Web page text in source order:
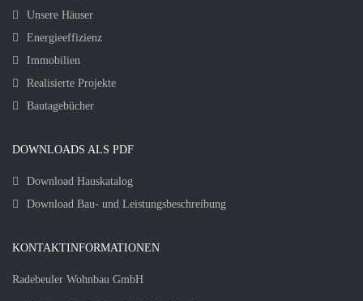
Unsere Häuser
Energieeffizienz
Immobilien
Realisierte Projekte
Bautagebücher
DOWNLOADS ALS PDF
Download Hauskatalog
Download Bau- und Leistungsbeschreibung
KONTAKTINFORMATIONEN
Radebeuler Wohnbau GmbH